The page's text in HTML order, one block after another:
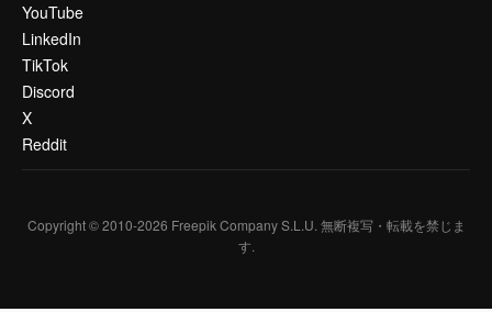
YouTube
LinkedIn
TikTok
Discord
X
Reddit
Copyright © 2010-2026 Freepik Company S.L.U. 無断複写・転載を禁じま
す.